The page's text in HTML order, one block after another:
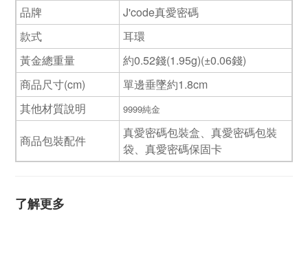
品牌
J'code真愛密碼
款式
耳環
黃金總重量
約0.52錢(1.95g)(±0.06錢)
商品尺寸(cm)
單邊垂墜約1.8cm
其他材質說明
9999純金
商品包裝配件
真愛密碼包裝盒、真愛密碼包裝
袋、真愛密碼保固卡
了解更多